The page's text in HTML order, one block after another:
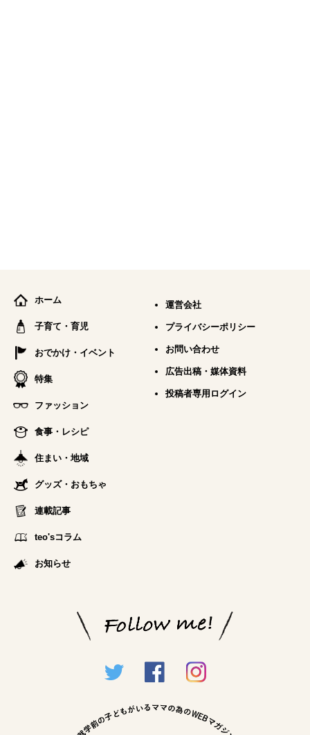
ホーム
子育て・育児
おでかけ・イベント
特集
ファッション
食事・レシピ
住まい・地域
グッズ・おもちゃ
連載記事
teo'sコラム
お知らせ
運営会社
プライバシーポリシー
お問い合わせ
広告出稿・媒体資料
投稿者専用ログイン